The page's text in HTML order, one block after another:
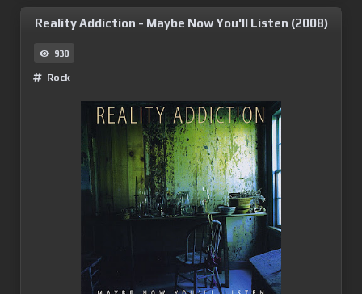
Reality Addiction - Maybe Now You'll Listen (2008)
930
Rock